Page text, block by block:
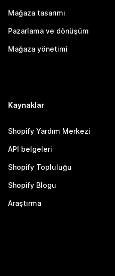
Mağaza tasarımı
Pazarlama ve dönüşüm
Mağaza yönetimi
Kaynaklar
Shopify Yardım Merkezi
API belgeleri
Shopify Topluluğu
Shopify Blogu
Araştırma